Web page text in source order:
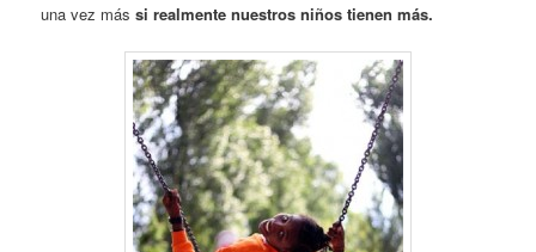
una vez más si realmente nuestros niños tienen más.